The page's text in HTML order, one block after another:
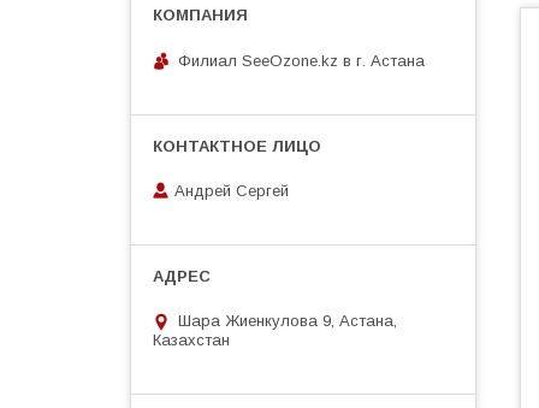
Филиал SeeOzone.kz в г. Астана
Андрей Сергей
Шара Жиенкулова 9, Астана,
Казахстан